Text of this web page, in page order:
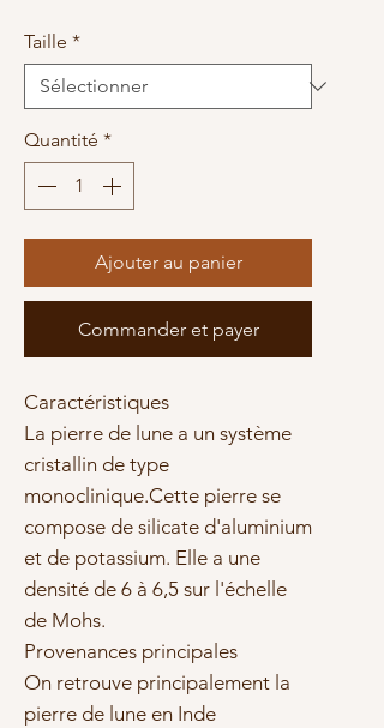
Taille *
Quantité *
Ajouter au panier
Commander et payer
Caractéristiques
La pierre de lune a un système
cristallin de type
monoclinique.Cette pierre se
compose de silicate d'aluminium
et de potassium. Elle a une
densité de 6 à 6,5 sur l'échelle
de Mohs.
Provenances principales
On retrouve principalement la
pierre de lune en Inde